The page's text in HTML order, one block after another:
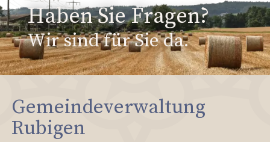
Haben Sie Fragen?
Wir sind für Sie da.
Gemeindeverwaltung
Rubigen